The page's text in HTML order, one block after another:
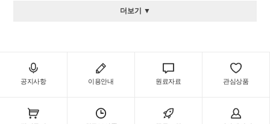
더보기 ▼
공지사항 이용안내 원료자료 관심상품